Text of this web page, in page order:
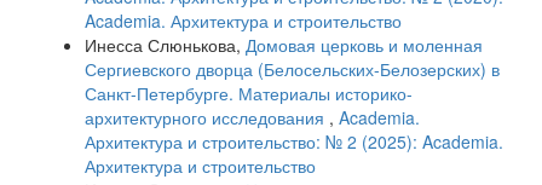
Academia. Архитектура и строительство
Инесса Слюнькова, Домовая церковь и моленная
Сергиевского дворца (Белосельских-Белозерских) в
Санкт-Петербурге. Материалы историко-
архитектурного исследования , Academia.
Архитектура и строительство: № 2 (2025): Academia.
Архитектура и строительство